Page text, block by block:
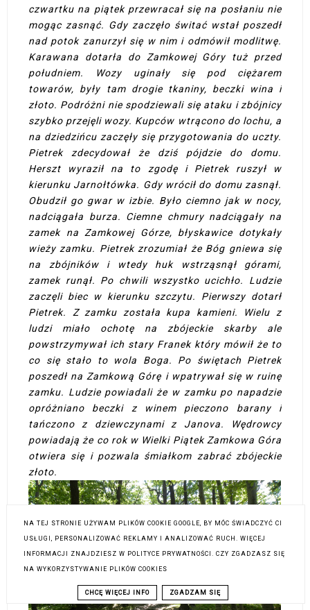
czwartku na piątek przewracał się na posłaniu nie
mogąc zasnąć. Gdy zaczęło świtać wstał poszedł
nad potok zanurzył się w nim i odmówił modlitwę.
Karawana dotarła do Zamkowej Góry tuż przed
południem. Wozy uginały się pod ciężarem
towarów, były tam drogie tkaniny, beczki wina i
złoto. Podróżni nie spodziewali się ataku i zbójnicy
szybko przejęli wozy. Kupców wtrącono do lochu, a
na dziedzińcu zaczęły się przygotowania do uczty.
Pietrek zdecydował że dziś pójdzie do domu.
Herszt wyraził na to zgodę i Pietrek ruszył w
kierunku Jarnołtówka. Gdy wrócił do domu zasnął.
Obudził go gwar w izbie. Było ciemno jak w nocy,
nadciągała burza. Ciemne chmury nadciągały na
zamek na Zamkowej Górze, błyskawice dotykały
wieży zamku. Pietrek zrozumiał że Bóg gniewa się
na zbójników i wtedy huk wstrząsnął górami,
zamek runął. Po chwili wszystko ucichło. Ludzie
zaczęli biec w kierunku szczytu. Pierwszy dotarł
Pietrek. Z zamku została kupa kamieni. Wielu z
ludzi miało ochotę na zbójeckie skarby ale
powstrzymywał ich stary Franek który mówił że to
co się stało to wola Boga. Po świętach Pietrek
poszedł na Zamkową Górę i wpatrywał się w ruinę
zamku. Ludzie powiadali że w zamku po napadzie
opróżniano beczki z winem pieczono barany i
tańczono z dziewczynami z Janova. Wędrowcy
powiadają że co rok w Wielki Piątek Zamkowa Góra
otwiera się i pozwala śmiałkom zabrać zbójeckie
złoto.
NA TEJ STRONIE UŻYWAM PLIKÓW COOKIE GOOGLE, BY MÓC ŚWIADCZYĆ CI
USŁUGI, PERSONALIZOWAĆ REKLAMY I ANALIZOWAĆ RUCH. WIĘCEJ
INFORMACJI ZNAJDZIESZ W POLITYCE PRYWATNOŚCI. CZY ZGADZASZ SIĘ
NA WYKORZYSTYWANIE PLIKÓW COOKIES
CHCĘ WIĘCEJ INFO ZGADZAM SIĘ